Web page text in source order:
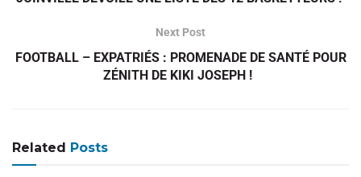
Next Post
FOOTBALL – EXPATRIÉS : PROMENADE DE SANTÉ POUR
ZÉNITH DE KIKI JOSEPH !
Related Posts